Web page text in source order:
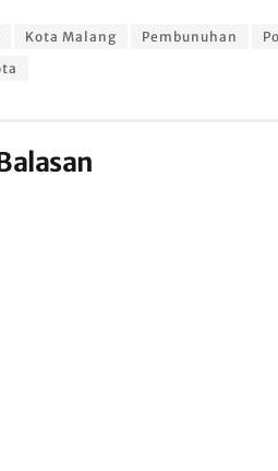
Kota Malang Pembunuhan